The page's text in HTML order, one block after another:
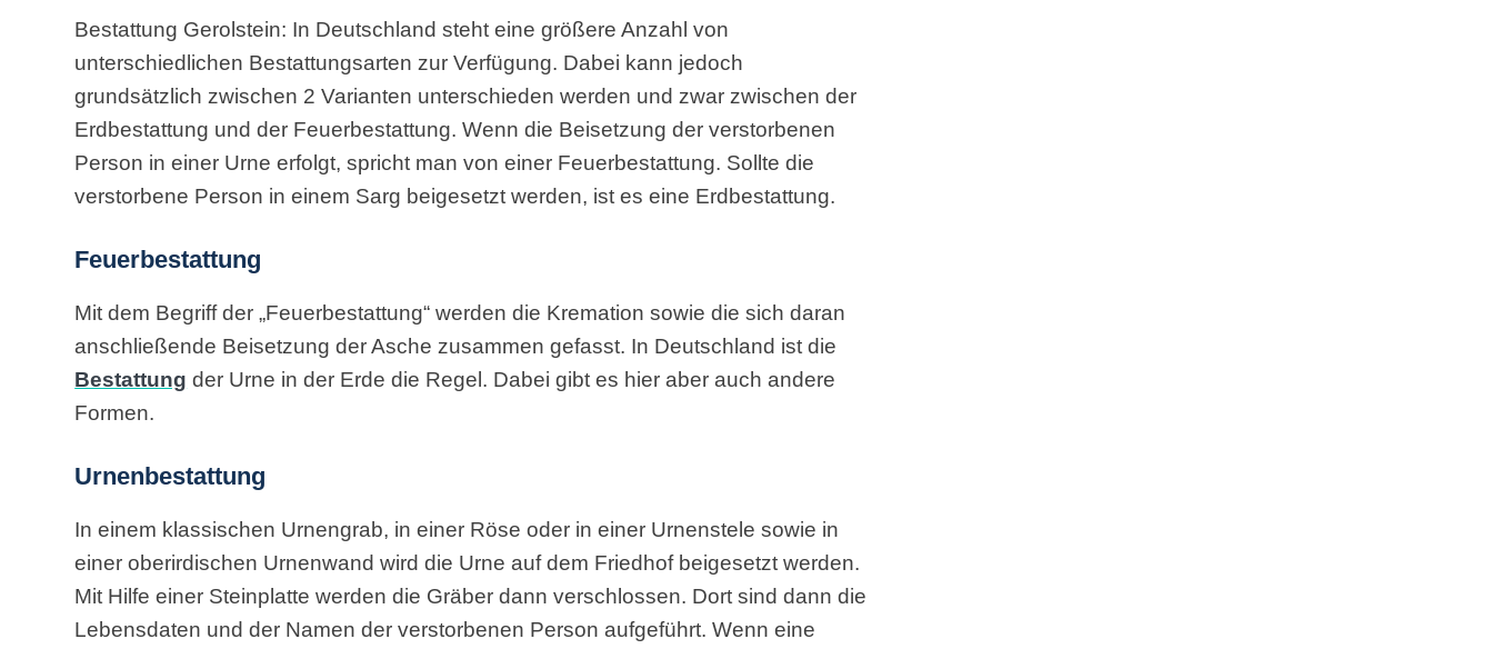
Bestattung Gerolstein: In Deutschland steht eine größere Anzahl von
unterschiedlichen Bestattungsarten zur Verfügung. Dabei kann jedoch
grundsätzlich zwischen 2 Varianten unterschieden werden und zwar zwischen der
Erdbestattung und der Feuerbestattung. Wenn die Beisetzung der verstorbenen
Person in einer Urne erfolgt, spricht man von einer Feuerbestattung. Sollte die
verstorbene Person in einem Sarg beigesetzt werden, ist es eine Erdbestattung.
Feuerbestattung
Mit dem Begriff der „Feuerbestattung“ werden die Kremation sowie die sich daran
anschließende Beisetzung der Asche zusammen gefasst. In Deutschland ist die
Bestattung der Urne in der Erde die Regel. Dabei gibt es hier aber auch andere
Formen.
Urnenbestattung
In einem klassischen Urnengrab, in einer Röse oder in einer Urnenstele sowie in
einer oberirdischen Urnenwand wird die Urne auf dem Friedhof beigesetzt werden.
Mit Hilfe einer Steinplatte werden die Gräber dann verschlossen. Dort sind dann die
Lebensdaten und der Namen der verstorbenen Person aufgeführt. Wenn eine